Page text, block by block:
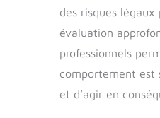
des risques
évaluation
professionnels
comportement est
et d’agir en